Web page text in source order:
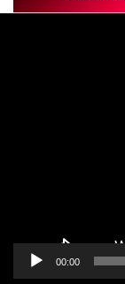
00:00